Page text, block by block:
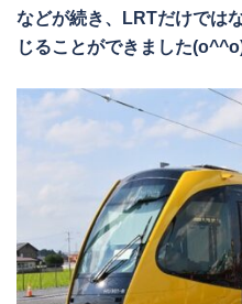
などが続き、LRTだけでは
じることができました